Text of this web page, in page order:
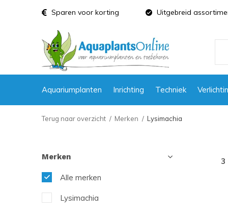
Aquariumplanten Inrichting Techniek
Sparen voor korting Uitgebreid
Terug naar overzicht Merken Lysimachia
3
Merken
Alle merken
Lysimachia